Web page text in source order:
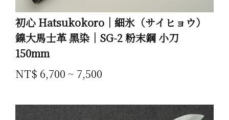
初心 Hatsukokoro｜細氷（サイヒョウ）
鎳大馬士革 黑染｜SG-2 粉末鋼 小刀
150mm
NT$ 6,700 ~ 7,500